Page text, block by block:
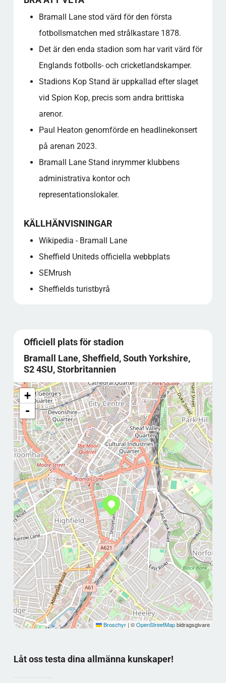
Bramall Lane stod värd för den första
fotbollsmatchen med strålkastare 1878.
Det är den enda stadion som har varit värd för
Englands fotbolls- och cricketlandskamper.
Stadions Kop Stand är uppkallad efter slaget
vid Spion Kop, precis som andra brittiska
arenor.
Paul Heaton genomförde en headlinekonsert
på arenan 2023.
Bramall Lane Stand inrymmer klubbens
administrativa kontor och
representationslokaler.
KÄLLHÄNVISNINGAR
Wikipedia - Bramall Lane
Sheffield Uniteds officiella webbplats
SEMrush
Sheffields turistbyrå
Officiell plats för stadion
Bramall Lane, Sheffield, South Yorkshire,
S2 4SU, Storbritannien
+
-
Broschyr | ©OpenStreetMapbidragsgivare
Låt oss testa dina allmänna kunskaper!